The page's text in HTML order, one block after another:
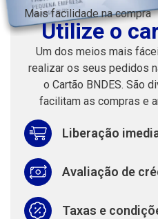
Mais facilidade na compra
Utilize o
Um dos meios mais
realizar os seus pedidos
o Cartão BNDES. São
facilitam as compras e
Liberação
Avaliação de
Taxas e